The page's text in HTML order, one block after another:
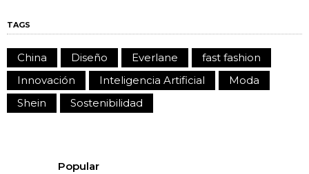
TAGS
China Diseño Everlane
fast fashion
Innovación
Inteligencia Artificial
Moda
Shein
Sostenibilidad
Popular